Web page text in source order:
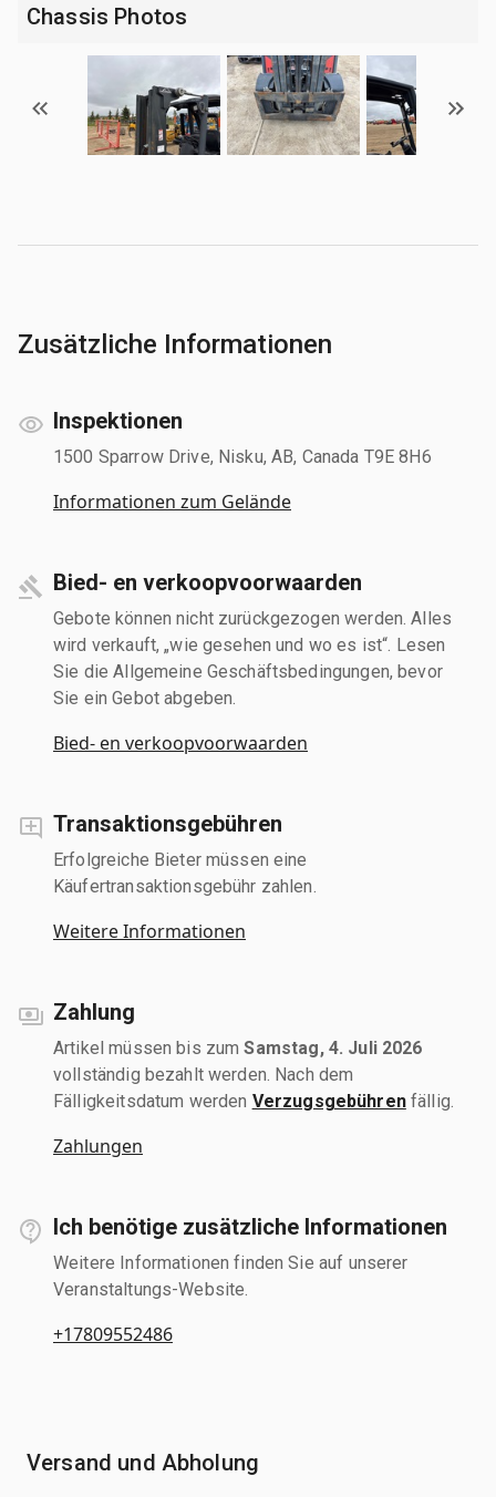
Chassis Photos
Zusätzliche Informationen
Inspektionen
1500 Sparrow Drive, Nisku, AB, Canada T9E 8H6
Informationen zum Gelände
Bied- en verkoopvoorwaarden
Gebote können nicht zurückgezogen werden. Alles
wird verkauft, „wie gesehen und wo es ist“. Lesen
Sie die Allgemeine Geschäftsbedingungen, bevor
Sie ein Gebot abgeben.
Bied- en verkoopvoorwaarden
Transaktionsgebühren
Erfolgreiche Bieter müssen eine
Käufertransaktionsgebühr zahlen.
Weitere Informationen
Zahlung
Artikel müssen bis zumSamstag, 4. Juli 2026
vollständig bezahlt werden. Nach dem
Fälligkeitsdatum werden Verzugsgebührenfällig.
Zahlungen
Ich benötige zusätzliche Informationen
Weitere Informationen finden Sie auf unserer
Veranstaltungs-Website.
+17809552486
Versand und Abholung